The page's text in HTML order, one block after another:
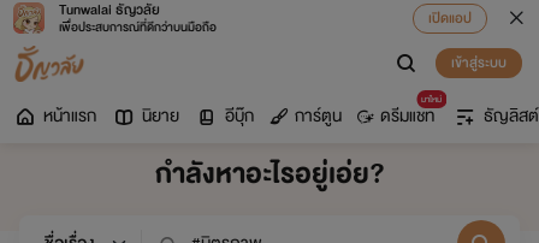
Tunwalai ธัญวลัย
เพื่อประสบการณ์ที่ดีกว่าบนมือถือ
เปิดแอป
เข้าสู่ระบบ
หน้าแรก นิยาย อีบุ๊ก การ์ตูน
มาใหม่
ดรีมแชท ธัญลิสต์
กำลังหาอะไรอยู่เอ่ย?